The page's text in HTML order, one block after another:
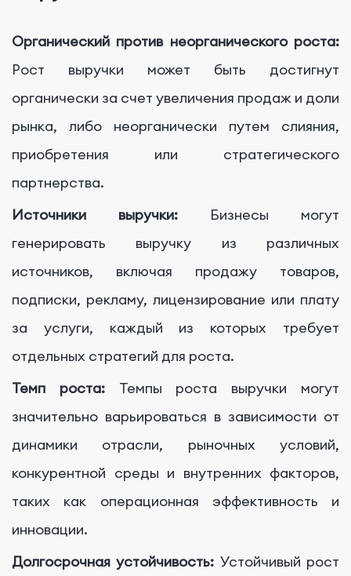
Органический против неорганического роста:
Рост выручки может быть достигнут
органически за счет увеличения продаж и доли
рынка, либо неорганически путем слияния,
приобретения или стратегического
партнерства.
Источники выручки: Бизнесы могут
генерировать выручку из различных
источников, включая продажу товаров,
подписки, рекламу, лицензирование или плату
за услуги, каждый из которых требует
отдельных стратегий для роста.
Темп роста: Темпы роста выручки могут
значительно варьироваться в зависимости от
динамики отрасли, рыночных условий,
конкурентной среды и внутренних факторов,
таких как операционная эффективность и
инновации.
Долгосрочная устойчивость: Устойчивый рост